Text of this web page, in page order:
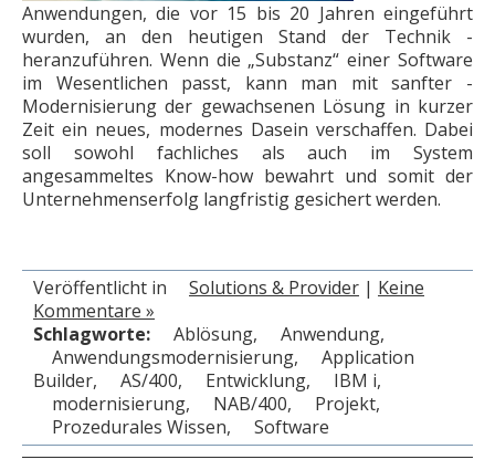
Anwendungen, die vor 15 bis 20 Jahren eingeführt
wurden, an den heutigen Stand der ­Technik ­
heranzuführen. Wenn die „Substanz“ einer Software
im Wesentlichen passt, kann man mit sanfter ­
Modernisierung der gewachsenen Lösung in kurzer
Zeit ein neues, modernes Dasein verschaffen. Dabei
soll sowohl fachliches als auch im System
angesammeltes Know-how bewahrt und somit der
Unternehmenserfolg langfristig ­gesichert werden.
Veröffentlicht in Solutions & Provider | Keine
Kommentare »
Schlagworte:
Ablösung, Anwendung,
Anwendungsmodernisierung,
Application
Builder, AS/400, Entwicklung, IBM i,
modernisierung, NAB/400, Projekt,
Prozedurales Wissen, Software